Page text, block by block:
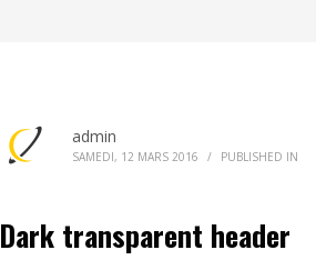
admin
SAMEDI, 12 MARS 2016 / PUBLISHED IN
Dark transparent header